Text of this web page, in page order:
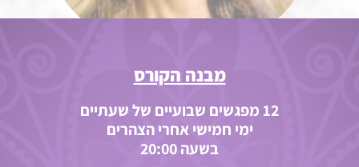
מבנה הקורס
12 מפגשים שבועיים של שעתיים
ימי חמישי אחרי הצהרים
בשעה 20:00